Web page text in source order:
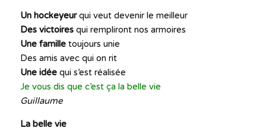
Un hockeyeurqui veut devenir le meilleur
Des victoiresqui rempliront nos armoires
Une familletoujours unie
Des amis avec qui on rit
Une idéequi s’est réalisée
Je vous dis que c’est ça la belle vie
Guillaume
La belle vie